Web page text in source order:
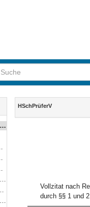
Inhalt
HSchPrüferV
Vollzitat nach
durch §§ 1 und